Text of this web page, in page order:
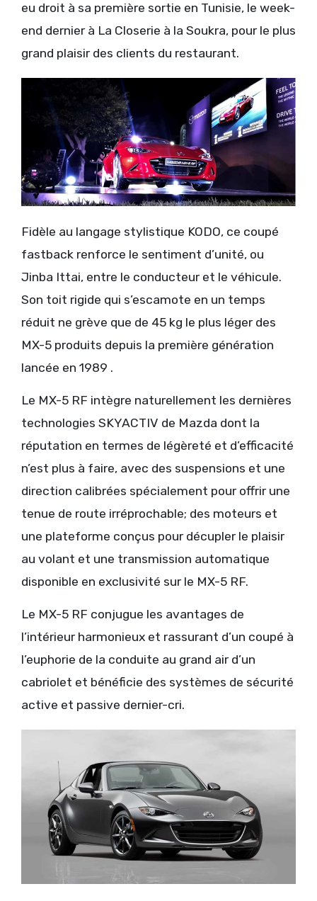
eu droit à sa première sortie en Tunisie, le week-
end dernier à La Closerie à la Soukra, pour le plus
grand plaisir des clients du restaurant.
Fidèle au langage stylistique KODO, ce coupé
fastback renforce le sentiment d’unité, ou
Jinba Ittai, entre le conducteur et le véhicule.
Son toit rigide qui s’escamote en un temps
réduit ne grève que de 45 kg le plus léger des
MX-5 produits depuis la première génération
lancée en 1989 .
Le MX-5 RF intègre naturellement les dernières
technologies SKYACTIV de Mazda dont la
réputation en termes de légèreté et d’efficacité
n’est plus à faire, avec des suspensions et une
direction calibrées spécialement pour offrir une
tenue de route irréprochable; des moteurs et
une plateforme conçus pour décupler le plaisir
au volant et une transmission automatique
disponible en exclusivité sur le MX-5 RF.
Le MX-5 RF conjugue les avantages de
l’intérieur harmonieux et rassurant d’un coupé à
l’euphorie de la conduite au grand air d’un
cabriolet et bénéficie des systèmes de sécurité
active et passive dernier-cri.